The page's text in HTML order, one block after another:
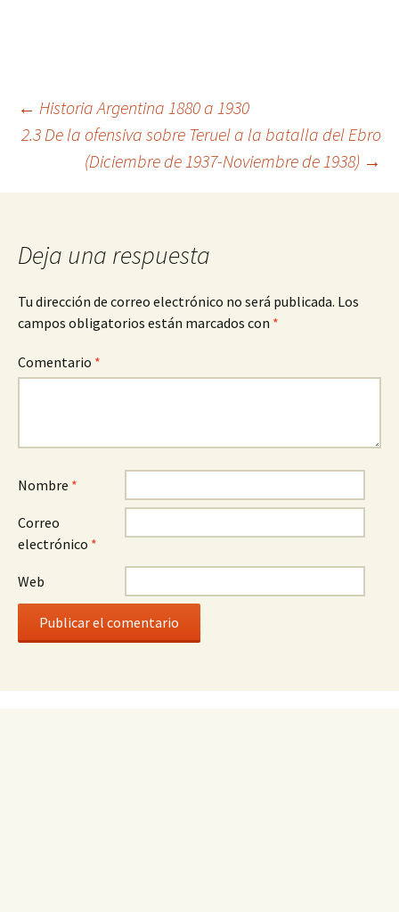
Navegación
← Historia Argentina 1880 a 1930
2.3 De la ofensiva sobre Teruel a la batalla del Ebro
(Diciembre de 1937-Noviembre de 1938) →
Deja una respuesta
Tu dirección de correo electrónico no será publicada. Los
campos obligatorios están marcados con *
Comentario *
Nombre *
Correo
electrónico *
Web